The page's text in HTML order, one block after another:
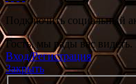
Подключить социальный
Гость, мы рады вас видеть.
Вход/Регистрация
Закрыть